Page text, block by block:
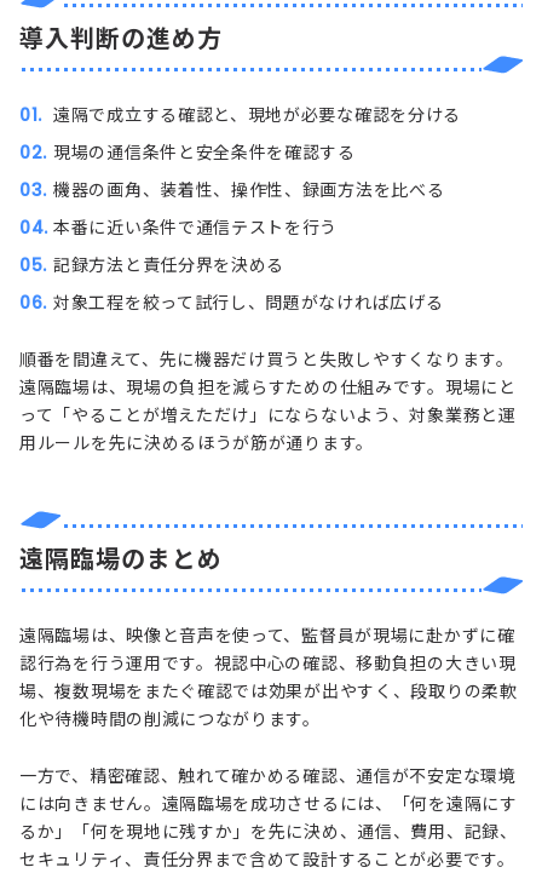
導入判断の進め方
遠隔で成立する確認と、現地が必要な確認を分ける
現場の通信条件と安全条件を確認する
機器の画角、装着性、操作性、録画方法を比べる
本番に近い条件で通信テストを行う
記録方法と責任分界を決める
対象工程を絞って試行し、問題がなければ広げる
順番を間違えて、先に機器だけ買うと失敗しやすくなります。
遠隔臨場は、現場の負担を減らすための仕組みです。現場にと
って「やることが増えただけ」にならないよう、対象業務と運
用ルールを先に決めるほうが筋が通ります。
遠隔臨場のまとめ
遠隔臨場は、映像と音声を使って、監督員が現場に赴かずに確
認行為を行う運用です。視認中心の確認、移動負担の大きい現
場、複数現場をまたぐ確認では効果が出やすく、段取りの柔軟
化や待機時間の削減につながります。
一方で、精密確認、触れて確かめる確認、通信が不安定な環境
には向きません。遠隔臨場を成功させるには、「何を遠隔にす
るか」「何を現地に残すか」を先に決め、通信、費用、記録、
セキュリティ、責任分界まで含めて設計することが必要です。